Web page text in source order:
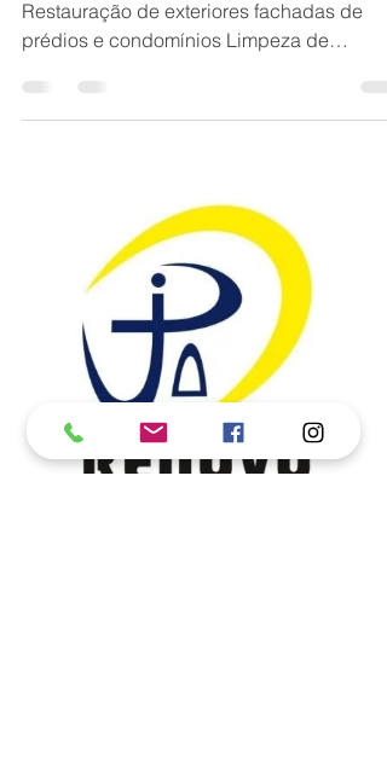
prédios e condomínios:
Belo Horizonte
Fachada Predial - Reformas de Fachada -
Restauração de Exteriores BH O que é
considerado fachada de prédio? A
é toda a área visível das faces de um
prédio, o que faz com que os condomínios
tenham um visual harmônico e uniforme. A
área da fachada pode ser dividida em
partes: Esclarecimento sobre o que é
considerado fachada de prédio, tipos de
fachada (ext